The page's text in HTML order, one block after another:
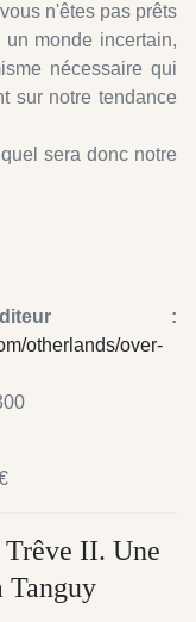
n'êtes pas prêts
monde incertain,
nécessaire qui
sur notre tendance
sera donc notre
:
otherlands/over-
II. Une
Tanguy